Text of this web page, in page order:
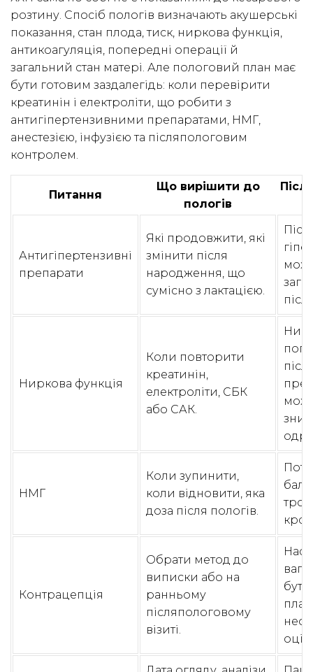
розтину. Спосіб пологів визначають акушерські
показання, стан плода, тиск, ниркова функція,
антикоагуляція, попередні операції й
загальний стан матері. Але пологовий план має
бути готовим заздалегідь: коли перевірити
креатинін і електроліти, що робити з
антигіпертензивними препаратами, НМГ,
анестезією, інфузією та післяпологовим
контролем.
Питання
Що вирішити до
пологів
Антигіпертензивні
препарати
Які продовжити, які
змінити після
народження, що
сумісно з лактацією.
Ниркова функція
Коли повторити
креатинін,
електроліти, СБК
або САК.
НМГ
Коли зупинити,
коли відновити, яка
доза після пологів.
Контрацепція
Обрати метод до
виписки або на
ранньому
післяпологовому
візиті.
бути